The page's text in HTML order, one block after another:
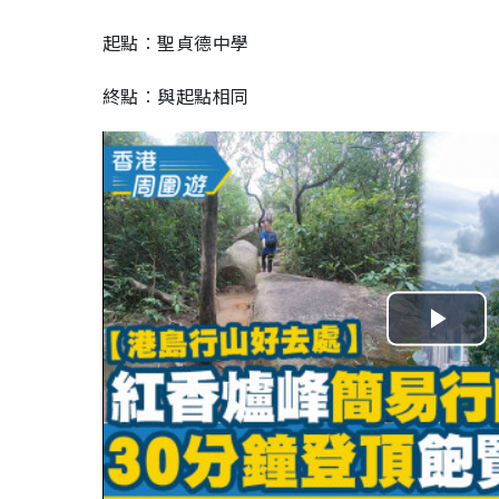
起點︰聖貞德中學
終點︰與起點相同